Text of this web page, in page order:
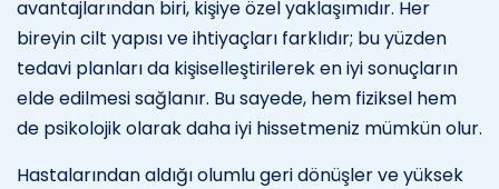
avantajlarından biri, kişiye özel yaklaşımıdır. Her
bireyin cilt yapısı ve ihtiyaçları farklıdır; bu yüzden
tedavi planları da kişiselleştirilerek en iyi sonuçların
elde edilmesi sağlanır. Bu sayede, hem fiziksel hem
de psikolojik olarak daha iyi hissetmeniz mümkün olur.
Hastalarından aldığı olumlu geri dönüşler ve yüksek